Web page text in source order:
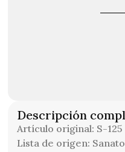
Descripción
Artículo original: S-125
Lista de origen: